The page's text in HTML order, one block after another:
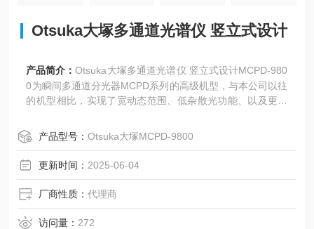
Otsuka大塚多通道光谱仪 竖立式设计
产品简介：Otsuka大塚多通道光谱仪 竖立式设计MCPD-980
0为瞬间多通道分光器MCPD系列的高级机型，与本公司以往
的机型相比，实现了宽动态范围、低杂散光功能、以及更高
产品型号：Otsuka大塚MCPD-9800
更新时间： 2025-06-04
厂商性质：代理商
访问量： 272